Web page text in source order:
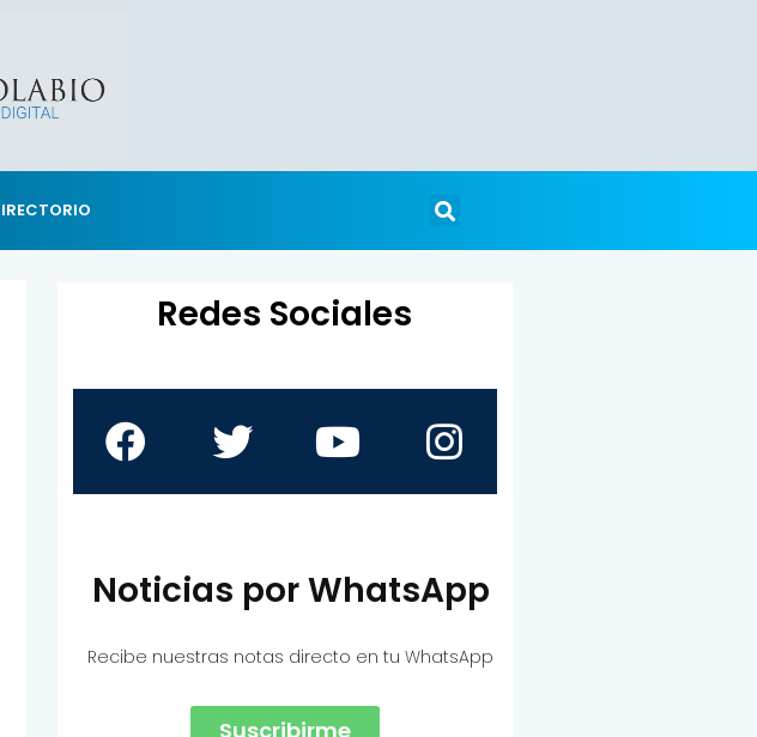
Redes Sociales
Noticias por WhatsApp
Recibe nuestras notas directo en tu WhatsApp
Suscribirme